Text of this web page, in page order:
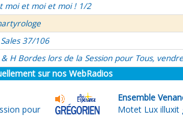
moi et moi et moi ! 1/2
37/106
H Bordes lors de la Session pour Tous,
sur nos WebRadios
pour
Ensemble
Motet Lux illuxit